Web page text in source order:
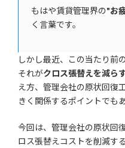
もはや賃貸管理界の"お
く言葉です。
しかし最近、この当たり前
それがクロス張替えを減ら
え方、管理会社の原状回復
きく関係するポイントでもあ
今回は、管理会社の原状回
ロス張替えコストを削減す